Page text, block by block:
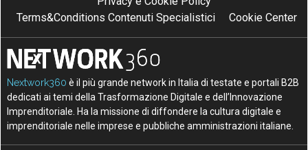
Terms&Conditions Contenuti Specialistici
Cookie Center
Nextwork360 è il più grande network in Italia di testate e portali B2B
dedicati ai temi della Trasformazione Digitale e dell’Innovazione
Imprenditoriale. Ha la missione di diffondere la cultura digitale e
imprenditoriale nelle imprese e pubbliche amministrazioni italiane.